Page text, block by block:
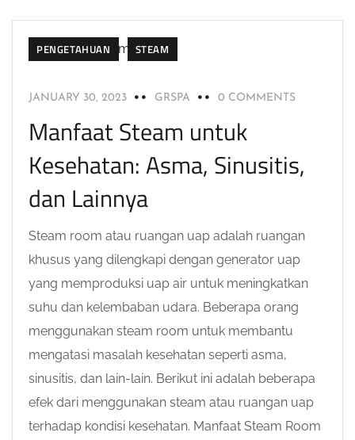
PENGETAHUAN STEAM
JANUARY 30, 2023 GRSPA 0 COMMENTS
Manfaat Steam untuk
Kesehatan: Asma, Sinusitis,
dan Lainnya
Steam room atau ruangan uap adalah ruangan
khusus yang dilengkapi dengan generator uap
yang memproduksi uap air untuk meningkatkan
suhu dan kelembaban udara. Beberapa orang
menggunakan steam room untuk membantu
mengatasi masalah kesehatan seperti asma,
sinusitis, dan lain-lain. Berikut ini adalah beberapa
efek dari menggunakan steam atau ruangan uap
terhadap kondisi kesehatan. Manfaat Steam Room